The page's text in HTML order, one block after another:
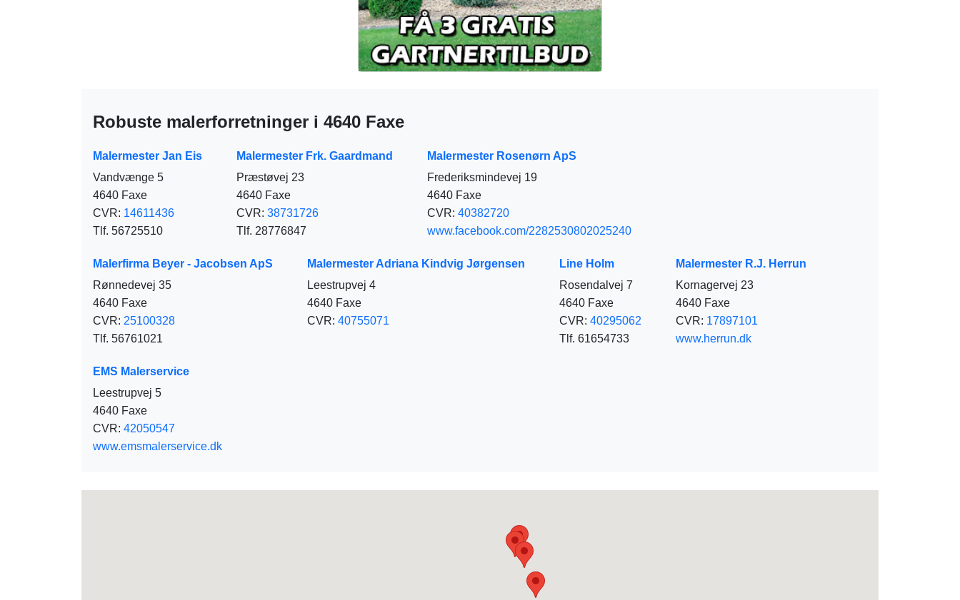
Robuste malerforretninger i 4640 Faxe
Malermester Jan Eis
Vandvænge 5
4640 Faxe
CVR: 14611436
Tlf. 56725510
Malermester Frk. Gaardmand
Præstøvej 23
4640 Faxe
CVR: 38731726
Tlf. 28776847
Malermester Rosenørn ApS
Frederiksmindevej 19
4640 Faxe
CVR: 40382720
www.facebook.com/2282530802025240
Malerfirma Beyer - Jacobsen ApS
Rønnedevej 35
4640 Faxe
CVR: 25100328
Tlf. 56761021
Malermester Adriana Kindvig Jørgensen
Leestrupvej 4
4640 Faxe
CVR: 40755071
Line Holm
Rosendalvej 7
4640 Faxe
CVR: 40295062
Tlf. 61654733
Malermester R.J. Herrun
Kornagervej 23
4640 Faxe
CVR: 17897101
www.herrun.dk
EMS Malerservice
Leestrupvej 5
4640 Faxe
CVR: 42050547
www.emsmalerservice.dk